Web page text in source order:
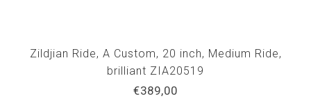
Zildjian Ride, A Custom, 20 inch, Medium Ride,
brilliant ZIA20519
€389,00